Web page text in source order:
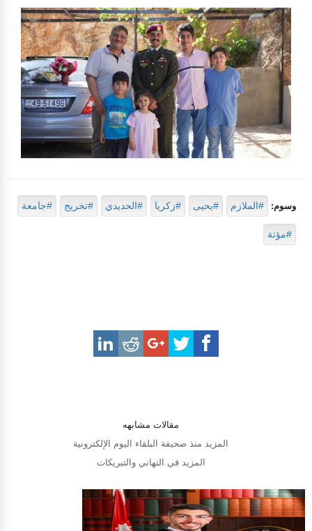
وسوم: #الملازم #يحيى #زكريا #الحديدي #تخريج #جامعة
#مؤتة
مقالات مشابهه
المزيد منذ صحيفة البلقاء اليوم الإلكترونية
المزيد في التهاني والتبريكات